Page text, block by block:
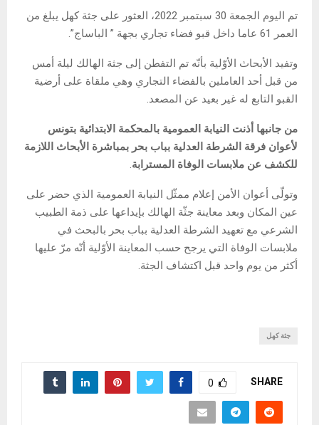
تم اليوم الجمعة 30 سبتمبر 2022، العثور على جثة كهل يبلغ من
العمر 61 عاما داخل قبو فضاء تجاري بجهة ” الباساج”.
وتفيد الأبحاث الأوّلية بأنّه تم التفطن إلى جثة الهالك ليلة أمس
من قبل أحد العاملين بالفضاء التجاري وهي ملقاة على أرضية
القبو التابع له غير بعيد عن المصعد.
من جانبها أذنت النيابة العمومية بالمحكمة الابتدائية بتونس
لأعوان فرقة الشرطة العدلية بباب بحر بمباشرة الأبحاث اللازمة
للكشف عن ملابسات الوفاة المسترابة.
وتولّى أعوان الأمن إعلام ممثّل النيابة العمومية الذي حضر على
عين المكان وبعد معاينة جثّة الهالك بإيداعها على ذمة الطبيب
الشرعي مع تعهيد الشرطة العدلية بباب بحر بالبحث في
ملابسات الوفاة التي يرجح حسب المعاينة الأوّلية أنّه مرّ عليها
أكثر من يوم واحد قبل اكتشاف الجثة.
جثة كهل
SHARE
0